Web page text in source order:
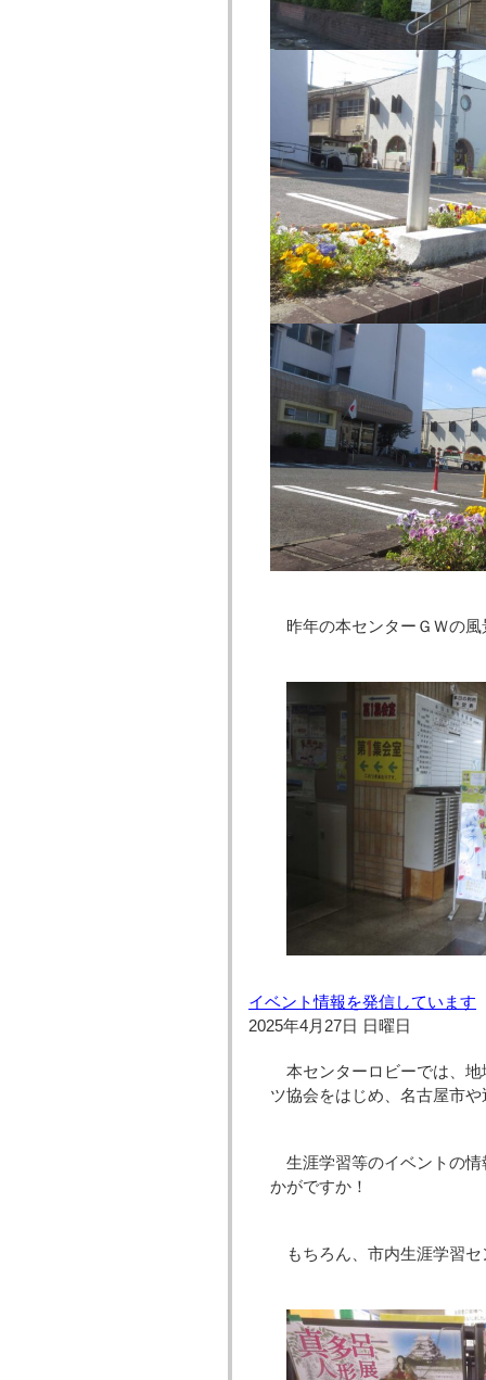
昨年の本センターＧＷの
イベント情報を発信しています
2025年4月27日 日曜日
本センターロビーでは、
ツ協会をはじめ、名古屋市
生涯学習等のイベントの
かがですか！
もちろん、市内生涯学習